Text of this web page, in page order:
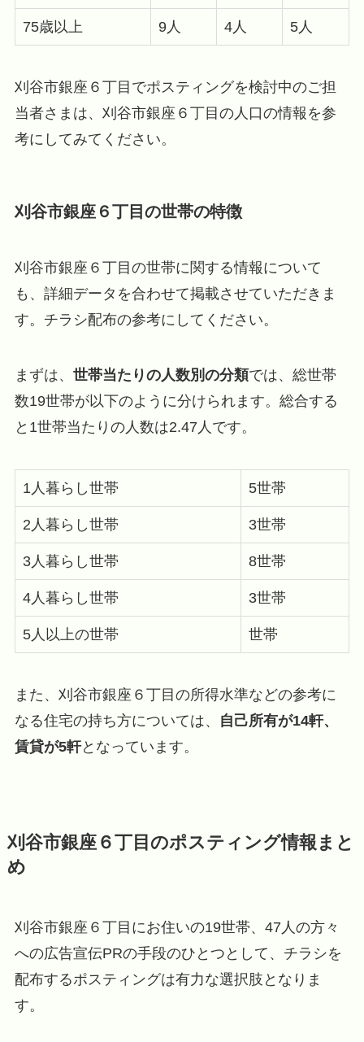
75歳以上 9人 4人 5人
刈谷市銀座６丁目でポスティングを検討中のご担
当者さまは、刈谷市銀座６丁目の人口の情報を参
考にしてみてください。
刈谷市銀座６丁目の世帯の特徴
刈谷市銀座６丁目の世帯に関する情報について
も、詳細データを合わせて掲載させていただきま
す。チラシ配布の参考にしてください。
まずは、 世帯当たりの人数別の分類では、総世帯
数19世帯が以下のように分けられます。総合する
と1世帯当たりの人数は2.47人です。
1人暮らし世帯 5世帯
2人暮らし世帯 3世帯
3人暮らし世帯 8世帯
4人暮らし世帯 3世帯
5人以上の世帯 世帯
また、刈谷市銀座６丁目の所得水準などの参考に
なる住宅の持ち方については、
自己所有が14軒、
賃貸が5軒となっています。
刈谷市銀座６丁目のポスティング情報まと
め
刈谷市銀座６丁目にお住いの19世帯、47人の方々
への広告宣伝PRの手段のひとつとして、チラシを
配布するポスティングは有力な選択肢となりま
す。